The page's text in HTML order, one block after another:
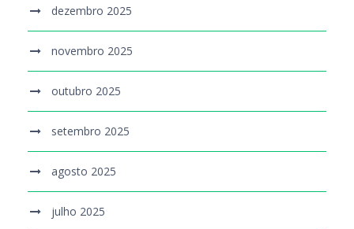
dezembro 2025
novembro 2025
outubro 2025
setembro 2025
agosto 2025
julho 2025